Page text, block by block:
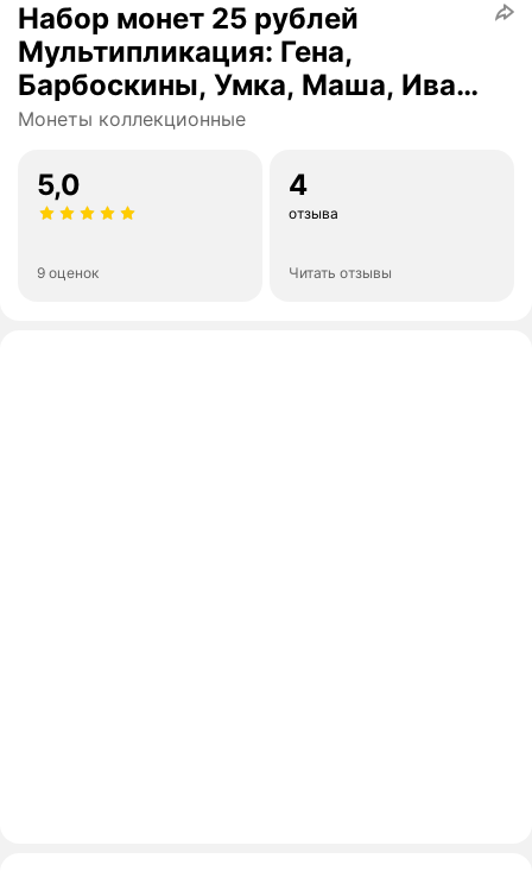
Набор монет 25 рублей
Мультипликация: Гена,
Барбоскины, Умка, Маша, Иван
Царевич, Антошка, Аленький
UNC.
Монеты коллекционные
5,0
9 оценок
4
отзыва
Читать отзывы